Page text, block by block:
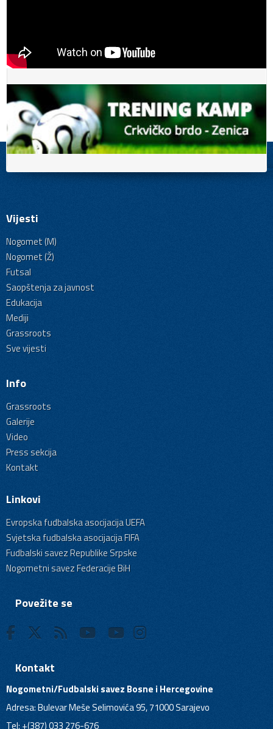
Vijesti
Nogomet (M)
Nogomet (Ž)
Futsal
Saopštenja za javnost
Edukacija
Mediji
Grassroots
Sve vijesti
Info
Grassroots
Galerije
Video
Press sekcija
Kontakt
Linkovi
Evropska fudbalska asocijacija UEFA
Svjetska fudbalska asocijacija FIFA
Fudbalski savez Republike Srpske
Nogometni savez Federacije BiH
Povežite se
Kontakt
Nogometni/Fudbalski savez Bosne i Hercegovine
Adresa: Bulevar Meše Selimovića 95, 71000 Sarajevo
Tel: +(387) 033 276-676